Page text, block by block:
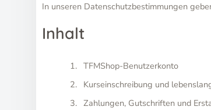
In unseren Datenschutzbestimmungen
Inhalt
TFMShop-Benutzerkonto
Kurseinschreibung und
Zahlungen, Gutschriften und